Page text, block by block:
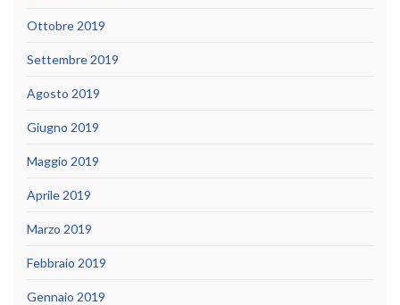
Ottobre 2019
Settembre 2019
Agosto 2019
Giugno 2019
Maggio 2019
Aprile 2019
Marzo 2019
Febbraio 2019
Gennaio 2019